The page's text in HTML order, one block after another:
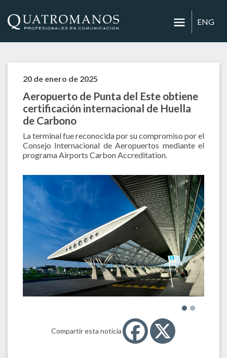
ENG
20 de enero de 2025
Aeropuerto de Punta del Este obtiene
certificación internacional de Huella
de Carbono
La terminal fue reconocida por su compromiso por el
Consejo Internacional de Aeropuertos mediante el
programa Airports Carbon Accreditation.
Compartir esta noticia